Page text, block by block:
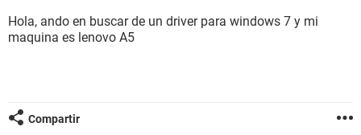
Hola, ando en buscar de un driver para windows 7 y mi
maquina es lenovo A5
Compartir